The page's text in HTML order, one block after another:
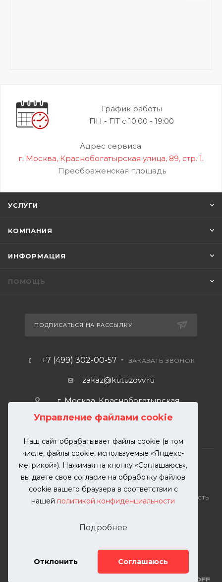
Управление файлами cookie
Наш сайт обрабатывает файлы cookie (в том
числе, файлы cookie, используемые «Яндекс-
метрикой»). Нажимая на кнопку «Соглашаюсь»,
вы даете свое согласие на обработку файлов
cookie вашего браузера в соответствии с
нашей политикой конфиденциальности
Подробнее
Отклонить Соглашаюсь
График работы
ПН - ПТ с 10:00 - 19:00
Адрес сервиса:
г. Москва, Краснобогатырская улица, 89, стр. 1.
Преображенская площадь
УСЛУГИ
КОМПАНИЯ
ИНФОРМАЦИЯ
ПОМОЩЬ
ПОДПИСАТЬСЯ НА РАССЫЛКУ
+7 (499) 302-00-57 ЗАКАЗАТЬ ЗВОНОК
zakaz@kutuzovv.ru
г. Москва, Краснобогатырская
2026 © KUTUZOVV | Кузовной ремонт и покраска
автомобилей. Вся информация на сайте – собственность
разрешения запрещена. Все права защищены.
Телефон: 8(499)-302-00-57